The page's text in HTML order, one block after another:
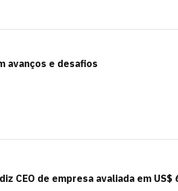
avanços e desafios
CEO de empresa avaliada em US$